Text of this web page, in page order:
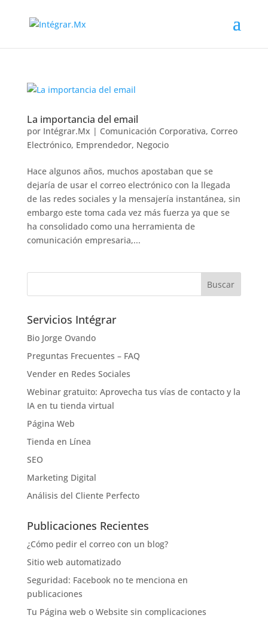
La importancia del email
por Intégrar.Mx | Comunicación Corporativa, Correo
Electrónico, Emprendedor, Negocio
Hace algunos años, muchos apostaban que se
dejaría de usar el correo electrónico con la llegada
de las redes sociales y la mensajería instantánea, sin
embargo este toma cada vez más fuerza ya que se
ha consolidado como una herramienta de
comunicación empresaria,...
Servicios Intégrar
Bio Jorge Ovando
Preguntas Frecuentes – FAQ
Vender en Redes Sociales
Webinar gratuito: Aprovecha tus vías de contacto y la
IA en tu tienda virtual
Página Web
Tienda en Línea
SEO
Marketing Digital
Análisis del Cliente Perfecto
Publicaciones Recientes
¿Cómo pedir el correo con un blog?
Sitio web automatizado
Seguridad: Facebook no te menciona en
publicaciones
Tu Página web o Website sin complicaciones